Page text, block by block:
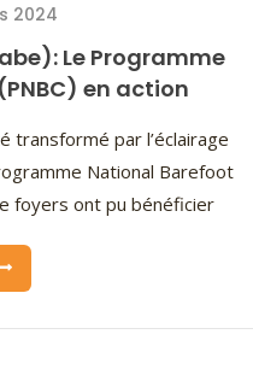
2024
Le Programme
en action
transformé par l’éclairage
National Barefoot
foyers ont pu bénéficier